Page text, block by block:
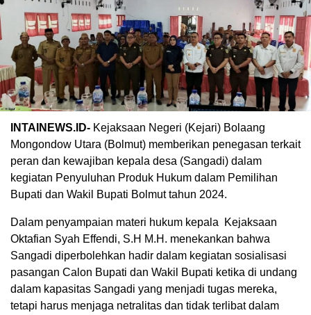
INTAINEWS.ID- Kejaksaan Negeri (Kejari) Bolaang
Mongondow Utara (Bolmut) memberikan penegasan terkait
peran dan kewajiban kepala desa (Sangadi) dalam
kegiatan Penyuluhan Produk Hukum dalam Pemilihan
Bupati dan Wakil Bupati Bolmut tahun 2024.
Dalam penyampaian materi hukum kepala Kejaksaan
Oktafian Syah Effendi, S.H M.H. menekankan bahwa
Sangadi diperbolehkan hadir dalam kegiatan sosialisasi
pasangan Calon Bupati dan Wakil Bupati ketika di undang
dalam kapasitas Sangadi yang menjadi tugas mereka,
tetapi harus menjaga netralitas dan tidak terlibat dalam
Biru Kuning Geometris Modern Rekrutmen Staf
Kantor Poster Horizontal